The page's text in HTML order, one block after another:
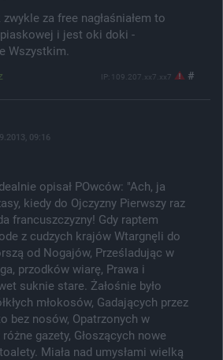
za free nagłaśniałem to
i jest oki doki -
Wszystkim.
IP: 109.207.xx7.xx7 #
09:16
opisał POwców: "Ach, ja
kiedy do Ojczyzny Pierwszy raz
francuszczyzny! Gdy raptem
z cudzych krajów Wtargnęli do
od Nogajów, Prześladując w
przodków wiarę, Prawa i
suknie stare. Żałośnie było
młokosów, Gadających przez
bez nosów, Opatrzonych w
gazety, Głoszących nowe
Miała nad umysłami wielką